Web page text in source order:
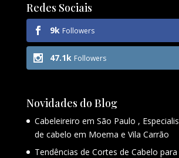
Redes Sociais
9k Followers
47.1k Followers
Novidades do Blog
Cabeleireiro em São Paulo ,
de cabelo em Moema e Vila Carrão
Tendências de Cortes de Cabelo para